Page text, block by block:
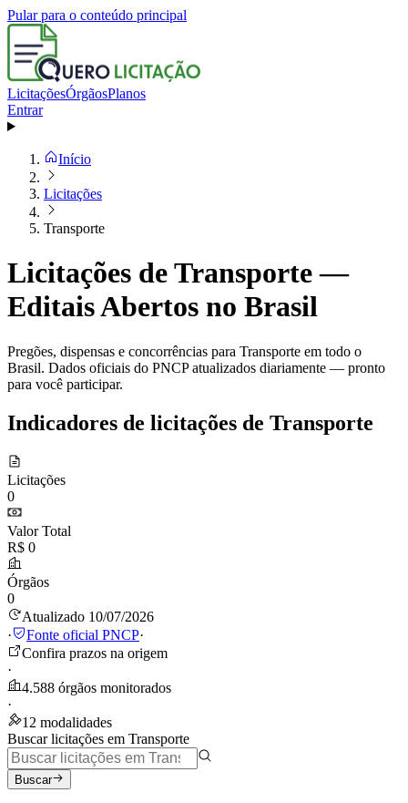
Pular para o conteúdo principal
LicitaçõesÓrgãosPlanos
Entrar
Início
Licitações
Transporte
Licitações de Transporte —
Editais Abertos no Brasil
Pregões, dispensas e concorrências para Transporte em todo o
Brasil. Dados oficiais do PNCP atualizados diariamente — pronto
para você participar.
Indicadores de licitações de Transporte
Licitações
0
Valor Total
R$ 0
Órgãos
0
Atualizado 10/07/2026
·
Fonte oficial PNCP·
Confira prazos na origem
·
4.588 órgãos monitorados
·
12 modalidades
Buscar licitações em Transporte
Buscar